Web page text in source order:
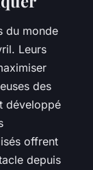
du monde
Leurs
des
développé
offrent
depuis